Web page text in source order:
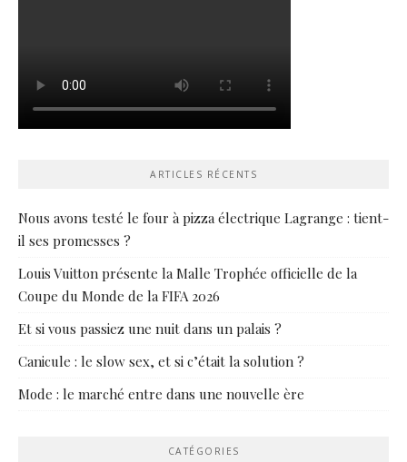
ARTICLES RÉCENTS
Nous avons testé le four à pizza électrique Lagrange : tient-
il ses promesses ?
Louis Vuitton présente la Malle Trophée officielle de la
Coupe du Monde de la FIFA 2026
Et si vous passiez une nuit dans un palais ?
Canicule : le slow sex, et si c’était la solution ?
Mode : le marché entre dans une nouvelle ère
CATÉGORIES